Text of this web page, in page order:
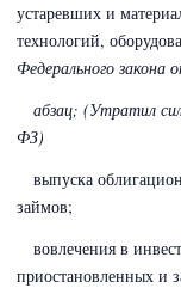
устаревших и
технологий,
Федерального закона
абзац; (Утратил
ФЗ)
выпуска
займов;
вовлечения в
приостановленных и